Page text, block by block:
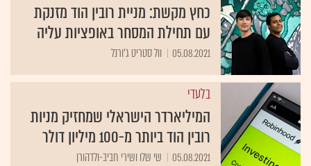
כחץ מקשת: מניית רובין הוד מזנקת
עם תחילת המסחר באופציות עליה
05.08.2021 וול סטריט ג'ורנל
בלעדי
המיליארדר הישראלי שמחזיק מניות
רובין הוד ביותר מ-100 מיליון דולר
05.08.2021 שי שלו ושירי חביב-ולדהורן